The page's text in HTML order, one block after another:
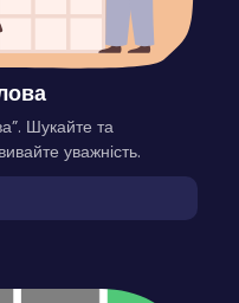
Шукайте та
уважність.